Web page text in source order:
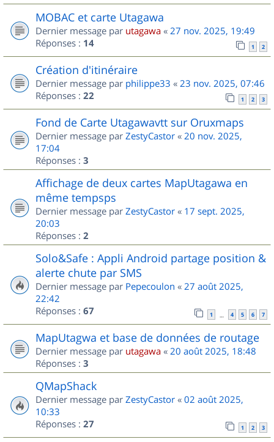
MOBAC et carte Utagawa
Dernier message par utagawa « 27 nov. 2025, 19:49
Réponses : 14 1 2
Création d'itinéraire
Dernier message par philippe33 « 23 nov. 2025, 07:46
Réponses : 22 1 2 3
Fond de Carte Utagawavtt sur Oruxmaps
Dernier message par ZestyCastor « 20 nov. 2025,
17:04
Réponses : 3
Affichage de deux cartes MapUtagawa en
même tempsps
Dernier message par ZestyCastor « 17 sept. 2025,
20:03
Réponses : 2
Solo&Safe : Appli Android partage position &
alerte chute par SMS
Dernier message par Pepecoulon « 27 août 2025,
22:42
Réponses : 67 1 … 4 5 6 7
MapUtagwa et base de données de routage
Dernier message par utagawa « 20 août 2025, 18:48
Réponses : 3
QMapShack
Dernier message par ZestyCastor « 02 août 2025,
10:33
Réponses : 27 1 2 3